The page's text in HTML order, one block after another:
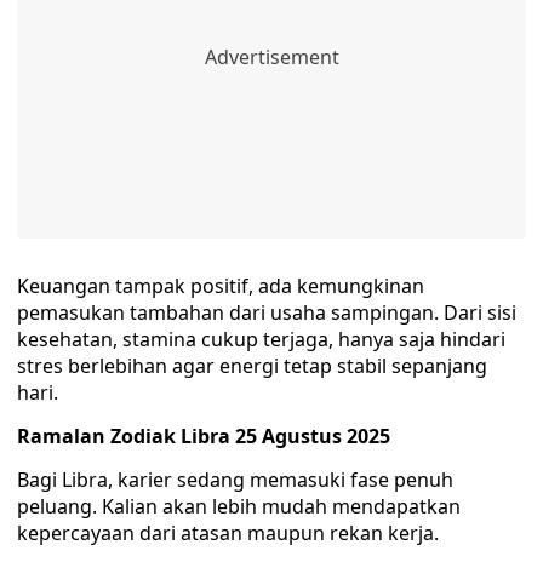
Keuangan tampak positif, ada kemungkinan
pemasukan tambahan dari usaha sampingan. Dari sisi
kesehatan, stamina cukup terjaga, hanya saja hindari
stres berlebihan agar energi tetap stabil sepanjang
hari.
Ramalan Zodiak Libra 25 Agustus 2025
Bagi Libra, karier sedang memasuki fase penuh
peluang. Kalian akan lebih mudah mendapatkan
kepercayaan dari atasan maupun rekan kerja.